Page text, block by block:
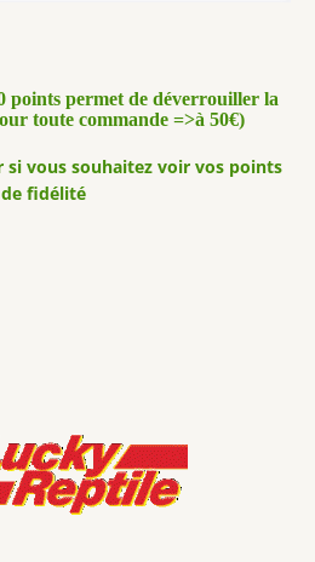
points permet de déverrouiller la
toute commande =>à 50€)
si vous souhaitez voir vos points
de fidélité